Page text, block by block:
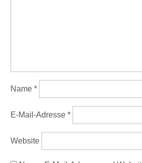
Name *
E-Mail-Adresse *
Website